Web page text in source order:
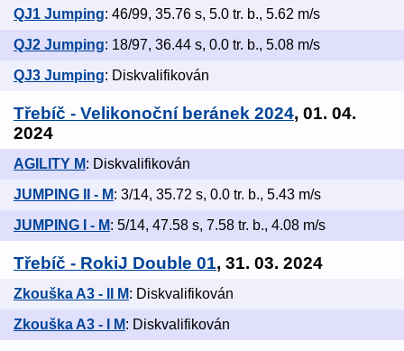
QJ1 Jumping: 46/99, 35.76 s, 5.0 tr. b., 5.62 m/s
QJ2 Jumping: 18/97, 36.44 s, 0.0 tr. b., 5.08 m/s
QJ3 Jumping: Diskvalifikován
Třebíč - Velikonoční beránek 2024, 01. 04.
2024
AGILITY M: Diskvalifikován
JUMPING II - M: 3/14, 35.72 s, 0.0 tr. b., 5.43 m/s
JUMPING I - M: 5/14, 47.58 s, 7.58 tr. b., 4.08 m/s
Třebíč - RokiJ Double 01, 31. 03. 2024
Zkouška A3 - II M: Diskvalifikován
Zkouška A3 - I M: Diskvalifikován